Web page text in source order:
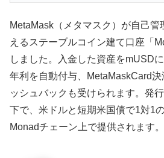
MetaMask（メタマスク）が自己管
えるステーブルコイン建て口座「
しました。入金した資産をmUSD
年利を自動付与、MetaMaskCard
ッシュバックも受けられます。発
下で、米ドルと短期米国債で1対1
Monadチェーン上で提供されます。